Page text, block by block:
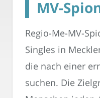
MV-
Regio-Me-MV-
Singles in
die nach einer
suchen. Die